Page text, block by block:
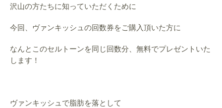
沢山の方たちに知っていただくために
今回、ヴァンキッシュの回数券をご購入頂いた方に
なんとこのセルトーンを同じ回数分、無料でプレゼントいた
します！
ヴァンキッシュで脂肪を落として